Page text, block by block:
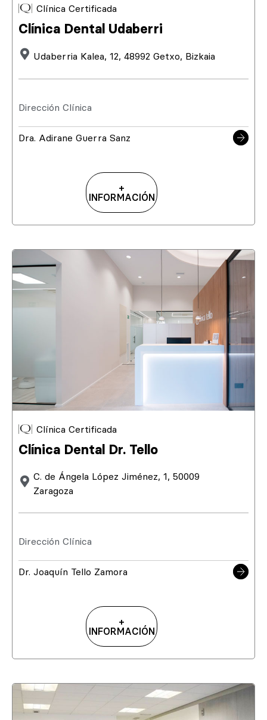
Clínica Certificada
Clínica Dental Udaberri
Udaberria Kalea, 12, 48992 Getxo, Bizkaia
Dirección Clínica
Dra. Adirane Guerra Sanz
+
INFORMACIÓN
Clínica Certificada
Clínica Dental Dr. Tello
C. de Ángela López Jiménez, 1, 50009
Zaragoza
Dirección Clínica
Dr. Joaquín Tello Zamora
+
INFORMACIÓN